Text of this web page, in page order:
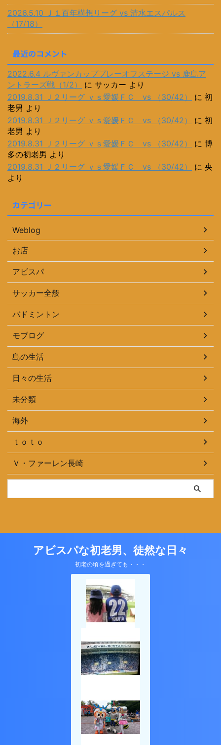
2026.5.10 Ｊ１百年構想リーグ vs 清水エスパルス
（17/18）
最近のコメント
2022.6.4 ルヴァンカッププレーオフステージ vs 鹿島ア
ントラーズ戦（1/2）
に サッカー より
2019.8.31 Ｊ２リーグ ｖｓ愛媛ＦＣ vs （30/42）
に 初
老男 より
2019.8.31 Ｊ２リーグ ｖｓ愛媛ＦＣ vs （30/42）
に 初
老男 より
2019.8.31 Ｊ２リーグ ｖｓ愛媛ＦＣ vs （30/42）
に 博
多の初老男 より
2019.8.31 Ｊ２リーグ ｖｓ愛媛ＦＣ vs （30/42）
に 央
より
カテゴリー
Weblog
お店
アビスパ
サッカー全般
バドミントン
モブログ
島の生活
日々の生活
未分類
海外
ｔｏｔｏ
Ｖ・ファーレン長崎
アビスパな初老男、徒然な日々
初老の頃を過ぎても・・・